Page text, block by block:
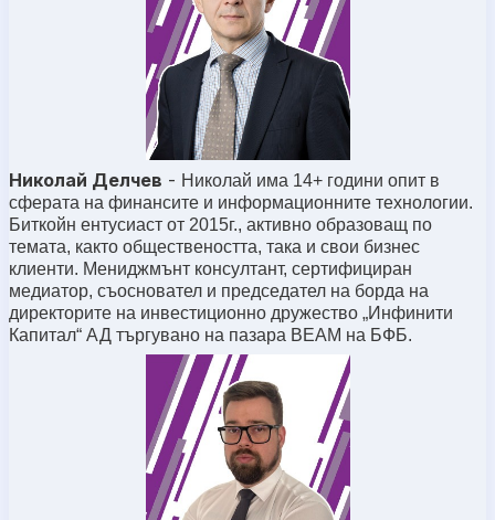
Николай Делчев - Николай има 14+ години опит в
сферата на финансите и информационните технологии.
Биткойн ентусиаст от 2015г., активно образоващ по
темата, както обществеността, така и свои бизнес
клиенти. Мениджмънт консултант, сертифициран
медиатор, съосновател и председател на борда на
директорите на инвестиционно дружество „Инфинити
Капитал“ АД търгувано на пазара BEAM на БФБ.